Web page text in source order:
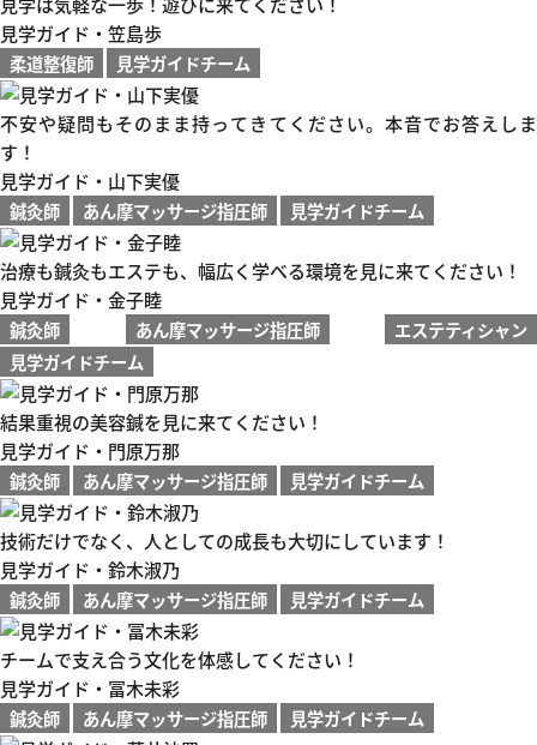
見学ガイド・笠島歩
柔道整復師
見学ガイドチーム
不安や疑問もそのまま持ってきてください。本音でお答えしま
す！
見学ガイド・山下実優
鍼灸師
あん摩マッサージ指圧師 見学ガイドチーム
治療も鍼灸もエステも、幅広く学べる環境を見に来てください！
見学ガイド・金子睦
鍼灸師
あん摩マッサージ指圧師
エステティシャン
見学ガイドチーム
結果重視の美容鍼を見に来てください！
見学ガイド・門原万那
鍼灸師
あん摩マッサージ指圧師 見学ガイドチーム
技術だけでなく、人としての成長も大切にしています！
見学ガイド・鈴木淑乃
鍼灸師
あん摩マッサージ指圧師 見学ガイドチーム
チームで支え合う文化を体感してください！
見学ガイド・冨木未彩
鍼灸師
あん摩マッサージ指圧師 見学ガイドチーム